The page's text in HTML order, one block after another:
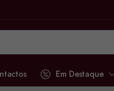
Em Destaque